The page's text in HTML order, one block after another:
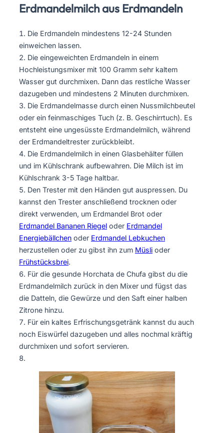
Erdmandelmilch aus Erdmandeln
Die Erdmandeln mindestens 12-24 Stunden
einweichen lassen.
Die eingeweichten Erdmandeln in einem
Hochleistungsmixer mit 100 Gramm sehr kaltem
Wasser gut durchmixen. Dann das restliche Wasser
dazugeben und mindestens 2 Minuten durchmixen.
Die Erdmandelmasse durch einen Nussmilchbeutel
oder ein feinmaschiges Tuch (z. B. Geschirrtuch). Es
entsteht eine ungesüsste Erdmandelmilch, während
der Erdmandeltrester zurückbleibt.
Die Erdmandelmilch in einen Glasbehälter füllen
und im Kühlschrank aufbewahren. Die Milch ist im
Kühlschrank 3-5 Tage haltbar.
Den Trester mit den Händen gut auspressen. Du
kannst den Trester anschließend trocknen oder
direkt verwenden, um Erdmandel Brot oder
Erdmandel Bananen Riegel oder Erdmandel
Energiebällchen oder Erdmandel Lebkuchen
herzustellen oder zu gibst ihn zum Müsli oder
Frühstücksbrei.
Für die gesunde Horchata de Chufa gibst du die
Erdmandelmilch zurück in den Mixer und fügst das
die Datteln, die Gewürze und den Saft einer halben
Zitrone hinzu.
Für ein kaltes Erfrischungsgetränk kannst du auch
noch Eiswürfel dazugeben und alles nochmal kräftig
durchmixen und sofort servieren.